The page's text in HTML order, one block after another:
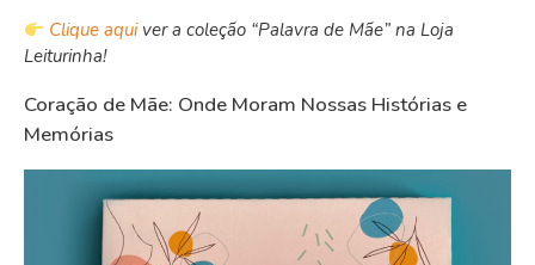
Clique aquiver a coleção “Palavra de Mãe” na Loja
Leiturinha!
Coração de Mãe: Onde Moram Nossas Histórias e
Memórias